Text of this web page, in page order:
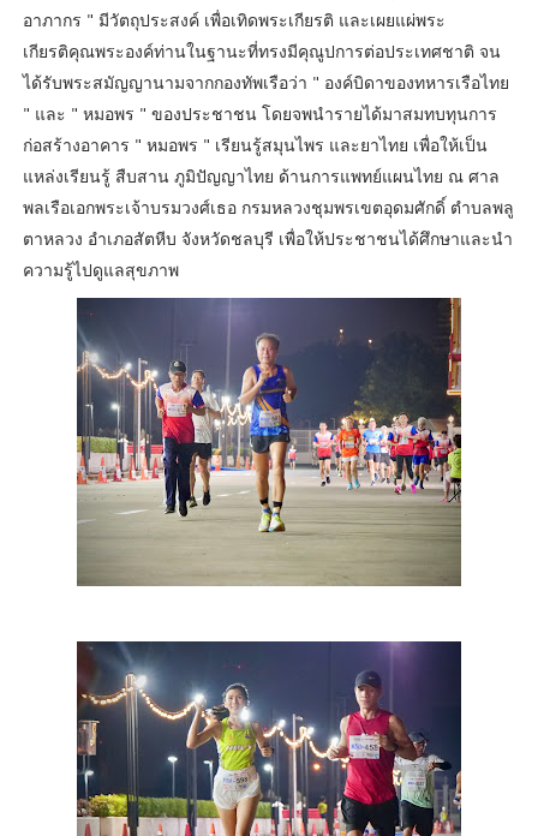
อาภากร " มีวัตถุประสงค์ เพื่อเทิดพระเกียรติ และเผยแผ่พระ
เกียรติคุณพระองค์ท่านในฐานะที่ทรงมีคุณูปการต่อประเทศชาติ จน
ได้รับพระสมัญญานามจากกองทัพเรือว่า " องค์บิดาของทหารเรือไทย
" และ " หมอพร " ของประชาชน โดยจพนำรายได้มาสมทบทุนการ
ก่อสร้างอาคาร " หมอพร " เรียนรู้สมุนไพร และยาไทย เพื่อให้เป็น
แหล่งเรียนรู้ สืบสาน ภูมิปัญญาไทย ด้านการแพทย์แผนไทย ณ ศาล
พลเรือเอกพระเจ้าบรมวงศ์เธอ กรมหลวงชุมพรเขตอุดมศักดิ์ ตำบลพลู
ตาหลวง อำเภอสัตหีบ จังหวัดชลบุรี เพื่อให้ประชาชนได้ศึกษาและนำ
ความรู้ไปดูแลสุขภาพ